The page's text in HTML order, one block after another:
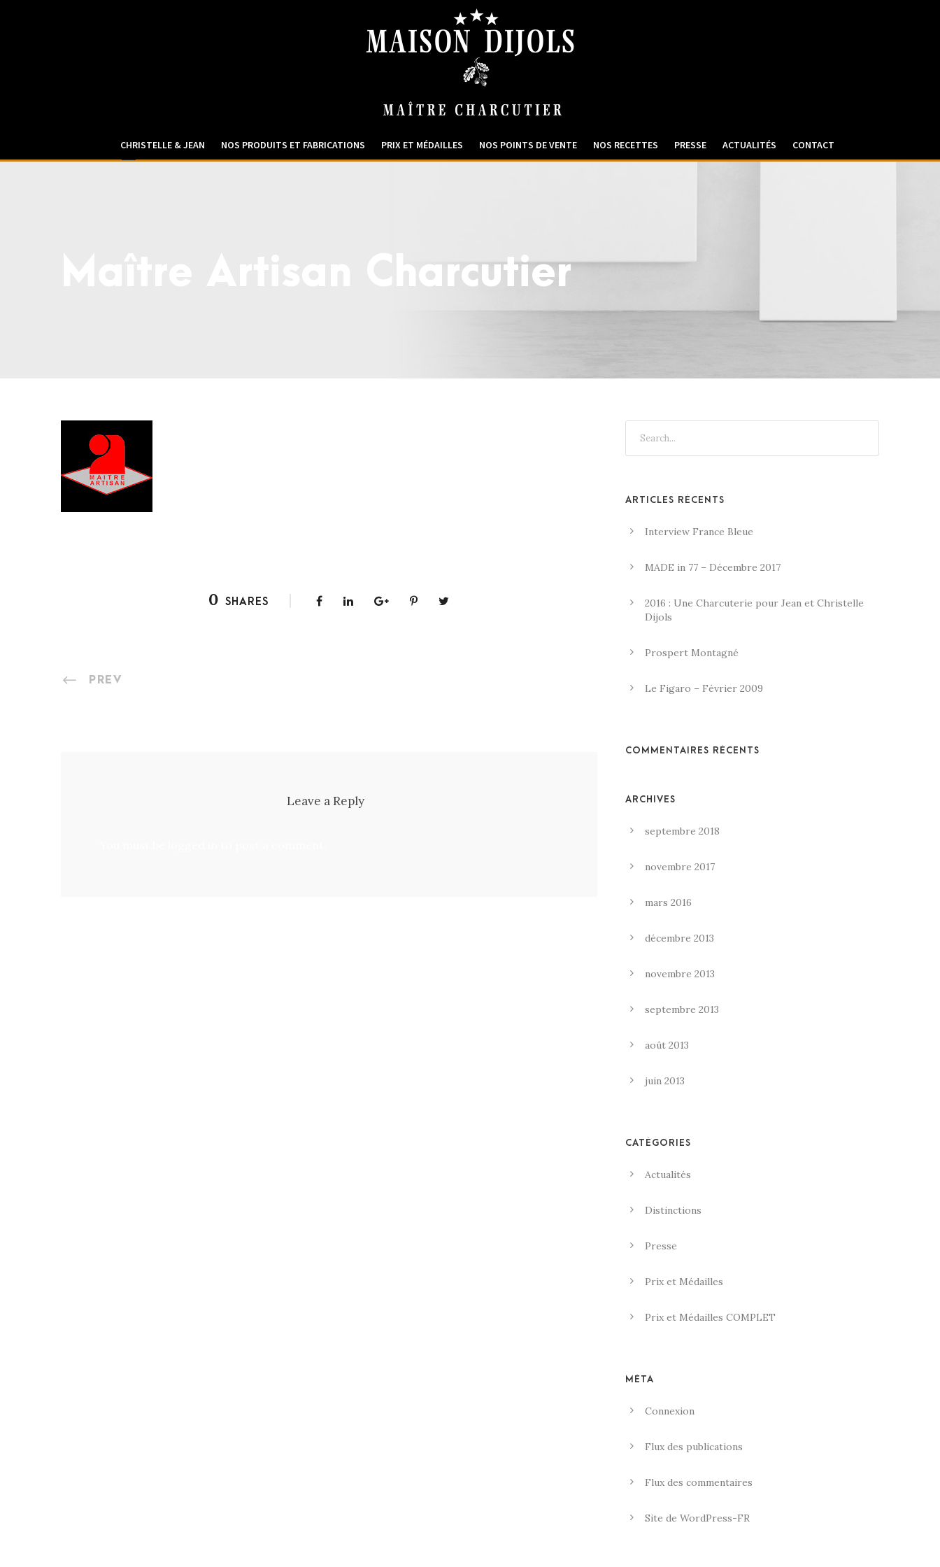
CHRISTELLE & JEAN NOS PRODUITS ET FABRICATIONS PRIX ET MÉDAILLES NOS POINTS DE VENTE NOS RECETTES PRESSE ACTUALITÉS CONTACT
Maître Artisan Charcutier
0 SHARES
PREV
Leave a Reply
ARTICLES RÉCENTS
Interview France Bleue
MADE in 77 – Décembre 2017
2016 : Une Charcuterie pour Jean et Christelle
Dijols
Prospert Montagné
Le Figaro – Février 2009
COMMENTAIRES RÉCENTS
ARCHIVES
septembre 2018
novembre 2017
mars 2016
décembre 2013
novembre 2013
septembre 2013
août 2013
juin 2013
CATÉGORIES
Actualités
Distinctions
Presse
Prix et Médailles
Prix et Médailles COMPLET
MÉTA
Connexion
Flux des publications
Flux des commentaires
Site de WordPress-FR